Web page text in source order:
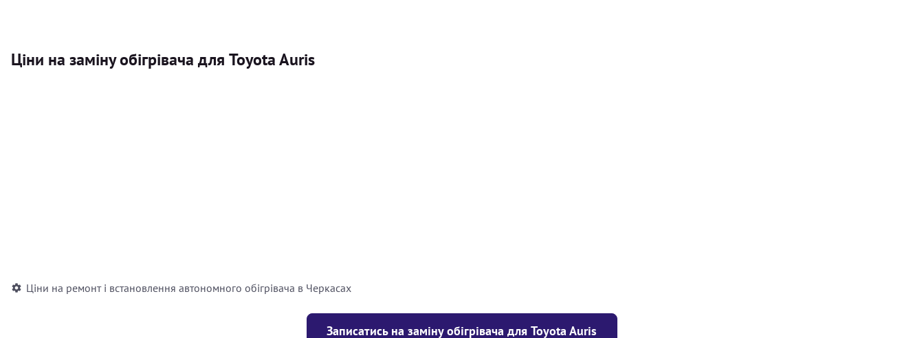
Ціни на заміну обігрівача для Toyota Auris
Ціни на ремонт і встановлення автономного обігрівача в Черкасах
Записатись на заміну обігрівача для Toyota Auris